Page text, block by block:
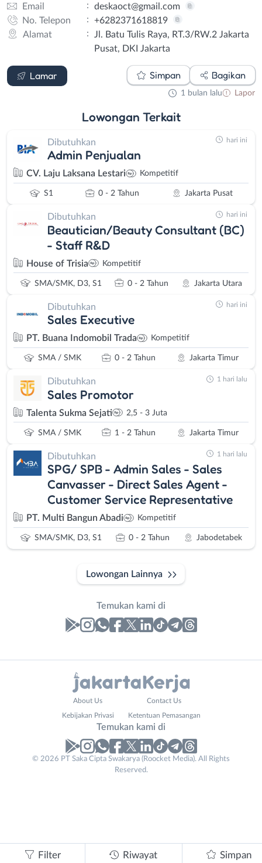
Email :
deskaoct@gmail.com
No. Telepon
:
+6282371618819
Alamat
:
Jl. Batu Tulis Raya, RT.3/RW.2 Jakarta
Pusat, DKI Jakarta
Lamar
WhatsApp
Simpan Bagikan
1 bulan lalu Lapor
Lowongan Terkait
Dibutuhkan
Admin Penjualan
CV. Laju Laksana Lestari Kompetitif
S1 0 - 2 Tahun Jakarta Pusat
hari ini
Dibutuhkan
Beautician/Beauty Consultant (BC)
- Staff R&D
House of Trisia Kompetitif
SMA/SMK, D3, S1 0 - 2 Tahun Jakarta Utara
hari ini
Dibutuhkan
Sales Executive
PT. Buana Indomobil Trada Kompetitif
SMA / SMK 0 - 2 Tahun Jakarta Timur
hari ini
Dibutuhkan
Sales Promotor
Talenta Sukma Sejati 2,5 - 3 Juta
SMA / SMK 1 - 2 Tahun Jakarta Timur
1 hari lalu
Dibutuhkan
SPG/ SPB - Admin Sales - Sales
Canvasser - Direct Sales Agent -
Customer Service Representative
PT. Multi Bangun Abadi Kompetitif
SMA/SMK, D3, S1 0 - 2 Tahun Jabodetabek
1 hari lalu
Lowongan Lainnya
Temukan kami di
No. Telp /
Asisten
Selatan
Filter Riwayat Simpan
About Us Contact Us
Kebijakan Privasi Ketentuan Pemasangan
Temukan kami di
© 2026 PT Saka Cipta Swakarya (Roocket Media). All Rights
Reserved.